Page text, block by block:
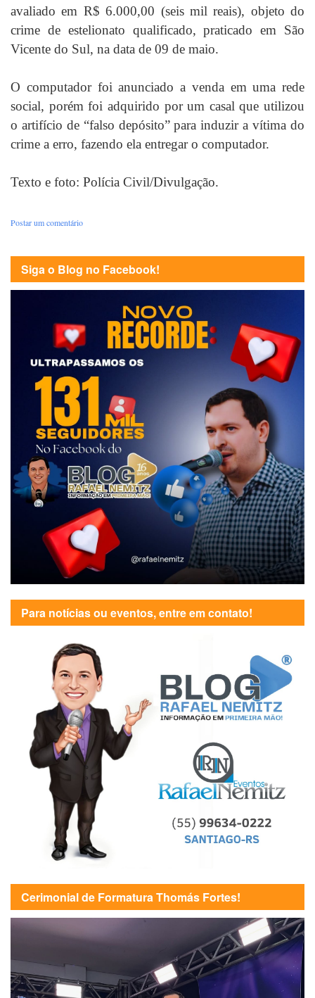
avaliado em R$ 6.000,00 (seis mil reais), objeto do
crime de estelionato qualificado, praticado em São
Vicente do Sul, na data de 09 de maio.
O computador foi anunciado a venda em uma rede
social, porém foi adquirido por um casal que utilizou
o artifício de “falso depósito” para induzir a vítima do
crime a erro, fazendo ela entregar o computador.
Texto e foto: Polícia Civil/Divulgação.
Postar um comentário
Siga o Blog no Facebook!
Para notícias ou eventos, entre em contato!
Cerimonial de Formatura Thomás Fortes!